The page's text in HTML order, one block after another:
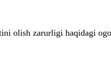
olish zarurligi haqidagi